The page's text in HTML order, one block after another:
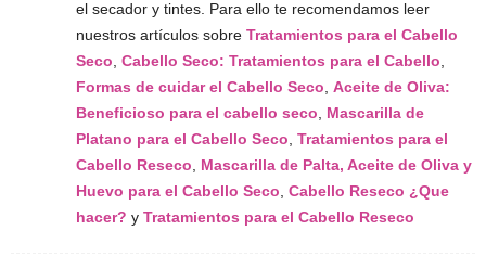
el secador y tintes. Para ello te recomendamos leer
nuestros artículos sobre Tratamientos para el Cabello
Seco Cabello Seco: Tratamientos para el Cabello
Formas de cuidar el Cabello Seco Aceite de Oliva:
Beneficioso para el cabello seco
Mascarilla de
Platano para el Cabello Seco Tratamientos para el
Cabello Reseco
Mascarilla de Palta, Aceite de Oliva y
Huevo para el Cabello Seco Cabello Reseco ¿Que
hacer? y Tratamientos para el Cabello Reseco